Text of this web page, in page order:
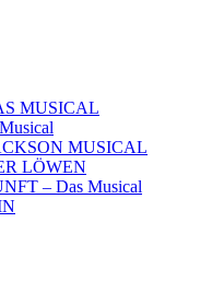
MUSICAL
MUSICAL
LÖWEN
– Das Musical